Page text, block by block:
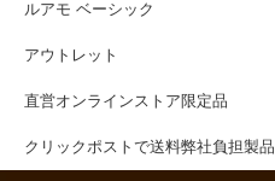
ルアモ ベーシック
アウトレット
直営オンラインストア限定品
クリックポストで送料弊社負担製品